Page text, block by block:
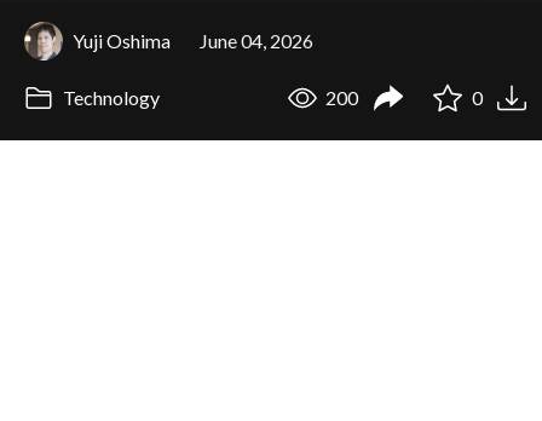
Yuji Oshima June 04, 2026
Technology 200 0